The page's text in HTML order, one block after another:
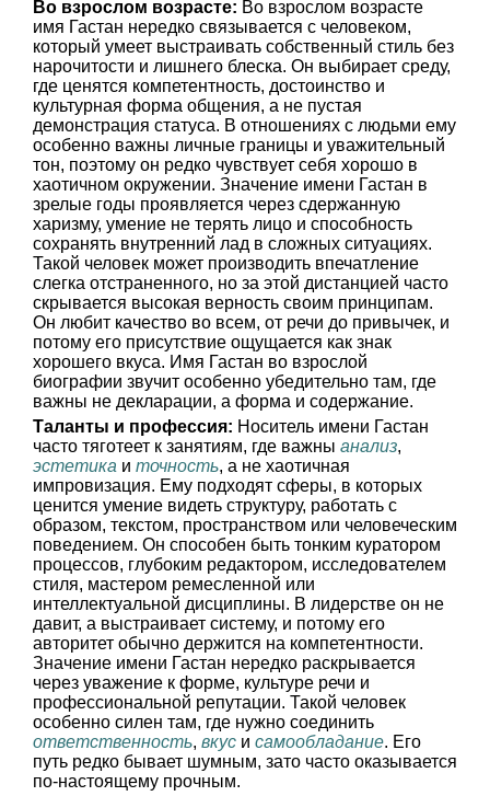
Во взрослом возрасте: Во взрослом возрасте
имя Гастан нередко связывается с человеком,
который умеет выстраивать собственный стиль без
нарочитости и лишнего блеска. Он выбирает среду,
где ценятся компетентность, достоинство и
культурная форма общения, а не пустая
демонстрация статуса. В отношениях с людьми ему
особенно важны личные границы и уважительный
тон, поэтому он редко чувствует себя хорошо в
хаотичном окружении. Значение имени Гастан в
зрелые годы проявляется через сдержанную
харизму, умение не терять лицо и способность
сохранять внутренний лад в сложных ситуациях.
Такой человек может производить впечатление
слегка отстраненного, но за этой дистанцией часто
скрывается высокая верность своим принципам.
Он любит качество во всем, от речи до привычек, и
потому его присутствие ощущается как знак
хорошего вкуса. Имя Гастан во взрослой
биографии звучит особенно убедительно там, где
важны не декларации, а форма и содержание.
Таланты и профессия: Носитель имени Гастан
часто тяготеет к занятиям, где важны анализ,
эстетика и точность, а не хаотичная
импровизация. Ему подходят сферы, в которых
ценится умение видеть структуру, работать с
образом, текстом, пространством или человеческим
поведением. Он способен быть тонким куратором
процессов, глубоким редактором, исследователем
стиля, мастером ремесленной или
интеллектуальной дисциплины. В лидерстве он не
давит, а выстраивает систему, и потому его
авторитет обычно держится на компетентности.
Значение имени Гастан нередко раскрывается
через уважение к форме, культуре речи и
профессиональной репутации. Такой человек
особенно силен там, где нужно соединить
ответственность, вкус и самообладание. Его
путь редко бывает шумным, зато часто оказывается
по-настоящему прочным.